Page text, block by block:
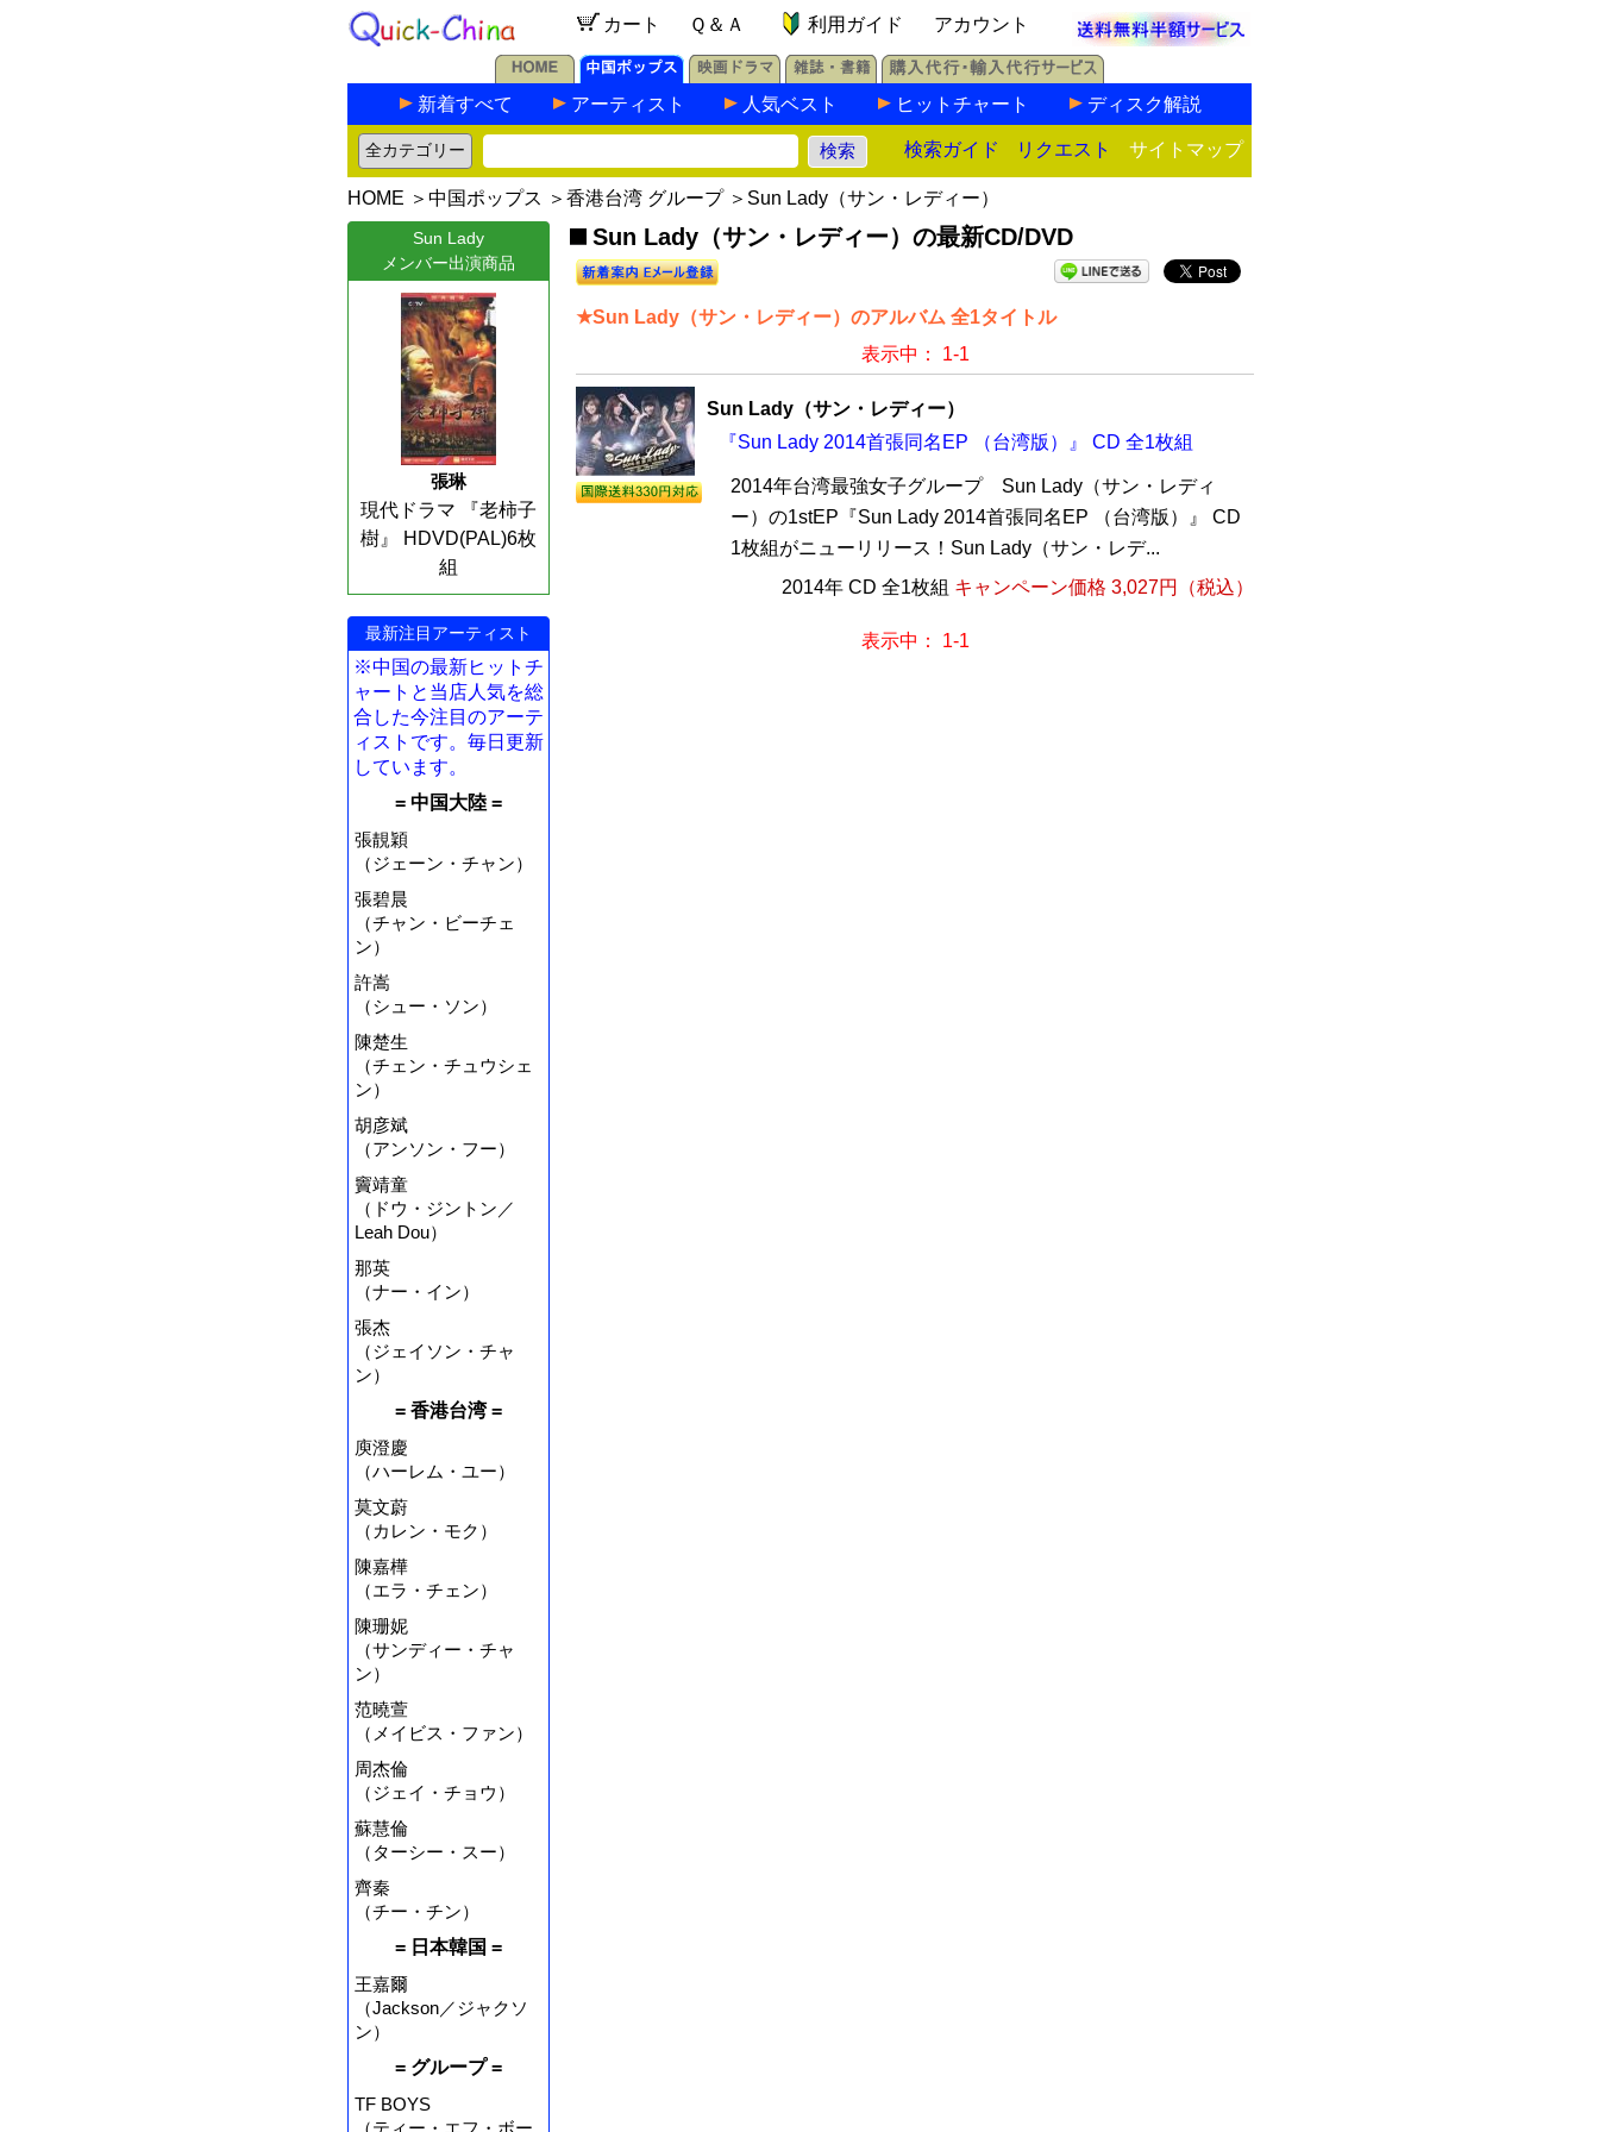
カート Ｑ＆Ａ 利用ガイド アカウント
新着すべて アーティスト 人気ベスト ヒットチャート ディスク解説
検索ガイド リクエスト サイトマップ
HOME ＞ 中国ポップス ＞ 香港台湾 グループ＞Sun Lady（サン・レディー）
Sun Lady
メンバー出演商品
張琳
現代ドラマ 『老柿子
樹』 HDVD(PAL)6枚
組
最新注目アーティスト
※中国の最新ヒットチ
ャートと当店人気を総
合した今注目のアーテ
ィストです。毎日更新
しています。
= 中国大陸 =
張靚穎
（ジェーン・チャン）
張碧晨
（チャン・ビーチェ
ン）
許嵩
（シュー・ソン）
陳楚生
（チェン・チュウシェ
ン）
胡彦斌
（アンソン・フー）
竇靖童
（ドウ・ジントン／
Leah Dou）
那英
（ナー・イン）
張杰
（ジェイソン・チャ
ン）
= 香港台湾 =
庾澄慶
（ハーレム・ユー）
莫文蔚
（カレン・モク）
陳嘉樺
（エラ・チェン）
陳珊妮
（サンディー・チャ
ン）
范曉萱
（メイビス・ファン）
周杰倫
（ジェイ・チョウ）
蘇慧倫
（ターシー・スー）
齊秦
（チー・チン）
= 日本韓国 =
王嘉爾
（Jackson／ジャクソ
ン）
= グループ =
TF BOYS
（ティー・エフ・ボー
Sun Lady（サン・レディー）の最新CD/DVD
★Sun Lady（サン・レディー）のアルバム 全1タイトル
表示中： 1-1
Sun Lady（サン・レディー）
『Sun Lady 2014首張同名EP （台湾版）』 CD 全1枚組
2014年台湾最強女子グループ Sun Lady（サン・レディ
ー）の1stEP『Sun Lady 2014首張同名EP （台湾版）』 CD
1枚組がニューリリース！Sun Lady（サン・レデ...
2014年 CD 全1枚組 キャンペーン価格 3,027円（税込）
表示中： 1-1